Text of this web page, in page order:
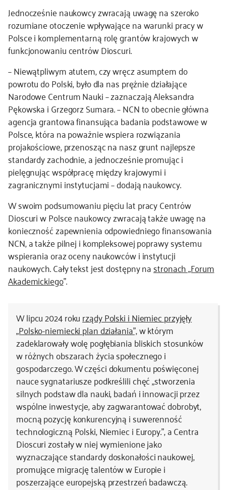
Jednocześnie naukowcy zwracają uwagę na szeroko
rozumiane otoczenie wpływające na warunki pracy w
Polsce i komplementarną rolę grantów krajowych w
funkcjonowaniu centrów Dioscuri.
– Niewątpliwym atutem, czy wręcz asumptem do
powrotu do Polski, było dla nas prężnie działające
Narodowe Centrum Nauki – zaznaczają Aleksandra
Pękowska i Grzegorz Sumara. – NCN to obecnie główna
agencja grantowa finansująca badania podstawowe w
Polsce, która na poważnie wspiera rozwiązania
projakościowe, przenosząc na nasz grunt najlepsze
standardy zachodnie, a jednocześnie promując i
pielęgnując współpracę między krajowymi i
zagranicznymi instytucjami – dodają naukowcy.
W swoim podsumowaniu pięciu lat pracy Centrów
Dioscuri w Polsce naukowcy zwracają także uwagę na
konieczność zapewnienia odpowiedniego finansowania
NCN, a także pilnej i kompleksowej poprawy systemu
wspierania oraz oceny naukowców i instytucji
naukowych. Cały tekst jest dostępny nastronach „Forum
Akademickiego”.
W lipcu 2024 rokurządy Polski i Niemiec przyjęły
„Polsko-niemiecki plan działania”,w którym
zadeklarowały wolę pogłębiania bliskich stosunków
w różnych obszarach życia społecznego i
gospodarczego. W części dokumentu poświęconej
nauce sygnatariusze podkreślili chęć „stworzenia
silnych podstaw dla nauki, badań i innowacji przez
wspólne inwestycje, aby zagwarantować dobrobyt,
mocną pozycję konkurencyjną i suwerenność
technologiczną Polski, Niemiec i Europy.”, a Centra
Dioscuri zostały w niej wymienione jako
wyznaczające standardy doskonałości naukowej,
promujące migrację talentów w Europie i
poszerzające europejską przestrzeń badawczą.